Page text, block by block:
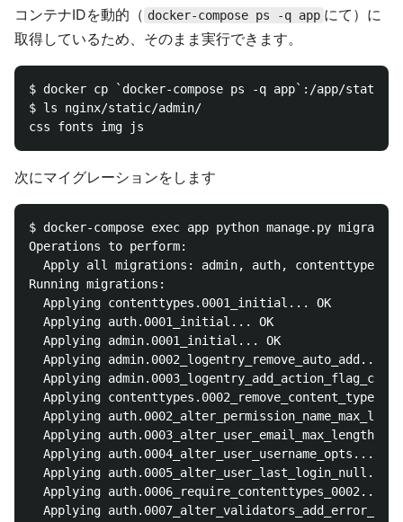
コンテナIDを動的（ docker-compose ps -q app にて）に
取得しているため、そのまま実行できます。
$ docker cp `docker-compose ps -q app`:/app/static
$ ls nginx/static/
次にマイグレーションをします
$ docker-compose exec app python manage.py migrate
Operations to perform:
Apply all migrations: admin, auth, contenttypes,
Running migrations:
  Applying contenttypes.0001_initial... OK
  Applying auth.0001_initial... OK
  Applying admin.0001_initial... OK
  Applying admin.0002_logentry_remove_auto_add... OK
Applying
Applying
Applying
Applying auth.0003_alter_user_email_max_length...
  Applying auth.0004_alter_user_username_opts... OK
Applying auth.0005_alter_user_last_login_null...
  Applying auth.0006_require_contenttypes_0002... OK
Applying